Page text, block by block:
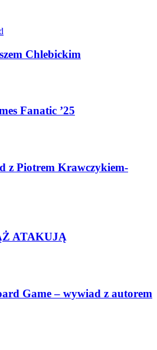
Chlebickim
Fanatic ’25
z Piotrem Krawczykiem-
ATAKUJĄ
Game – wywiad z autorem